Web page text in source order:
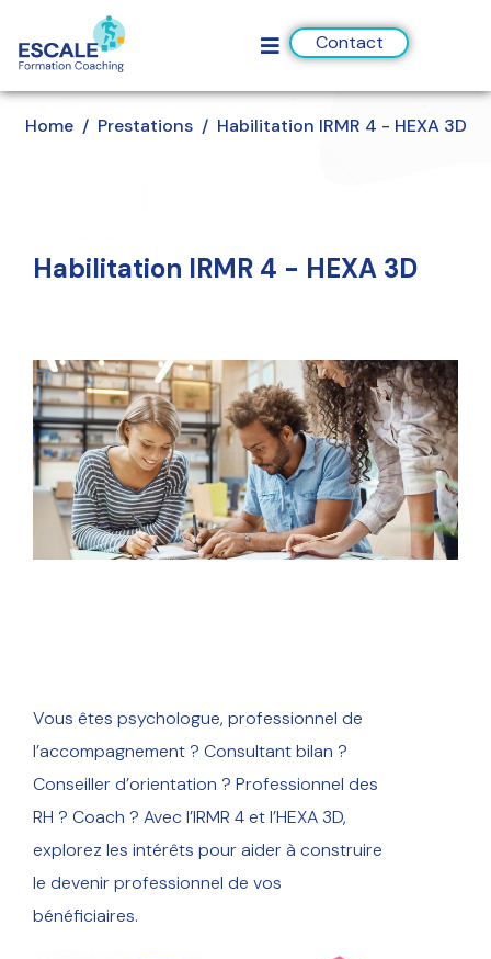
Contact
Home Prestations Habilitation IRMR 4 - HEXA 3D
Habilitation IRMR 4 - HEXA 3D
Vous êtes psychologue, professionnel de
l’accompagnement ? Consultant bilan ?
Conseiller d’orientation ? Professionnel des
RH ? Coach ? Avec l’IRMR 4 et l’HEXA 3D,
explorez les intérêts pour aider à construire
le devenir professionnel de vos
bénéficiaires.